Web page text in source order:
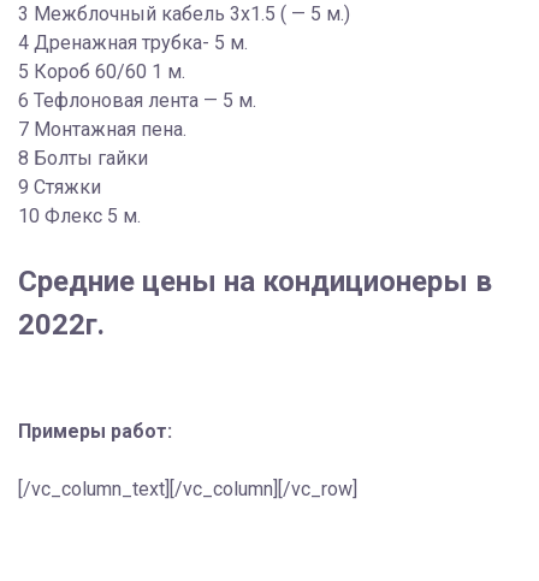
3 Межблочный кабель 3х1.5 ( — 5 м.)
4 Дренажная трубка- 5 м.
5 Короб 60/60 1 м.
6 Тефлоновая лента — 5 м.
7 Монтажная пена.
8 Болты гайки
9 Стяжки
10 Флекс 5 м.
Средние цены на кондиционеры в
2022г.
Примеры работ:
[/vc_column_text][/vc_column][/vc_row]